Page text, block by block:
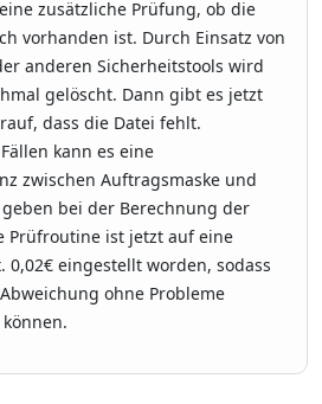
zusätzliche Prüfung, ob die
vorhanden ist. Durch Einsatz von
anderen Sicherheitstools wird
gelöscht. Dann gibt es jetzt
dass die Datei fehlt.
kann es eine
zwischen Auftragsmaske und
bei der Berechnung der
Prüfroutine ist jetzt auf eine
0,02€ eingestellt worden, sodass
ohne Probleme